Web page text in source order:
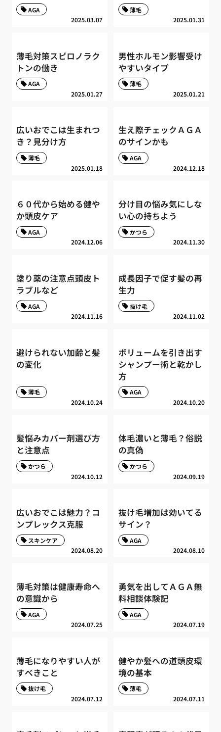
2025.03.07
AGA
2025.01.31
薄毛
薄毛対策スピロノラク
トンの働き
2025.01.27
AGA
男性ホルモン影響受け
やすいタイプ
2025.01.21
薄毛
広いおでこは生まれつ
き？見分け方
2025.01.18
薄毛
生え際チェックＡＧＡ
のサインかも
2024.12.18
AGA
６０代から始める健や
か頭皮ケア
2024.12.06
AGA
分け目の悩み気にしな
い心の持ちよう
2024.11.30
かつら
塗り薬の注意点頭皮ト
ラブルなど
2024.11.16
AGA
成長因子で促す髪の再
生力
2024.11.02
抜け毛
避けられない加齢と髪
の変化
2024.10.24
薄毛
ボリュームを引き出す
シャンプー術と乾かし
方
2024.10.20
AGA
髪悩みカバー剤選び方
と注意点
2024.10.12
かつら
体毛濃いと薄毛？俗説
の真偽
2024.09.19
かつら
広いおでこは魅力？コ
ンプレックス克服
2024.08.20
スキンケア
抜け毛増加は効いてる
サイン？
2024.08.10
AGA
薄毛対策は健康寿命へ
の意識から
2024.07.25
AGA
勇気を出してＡＧＡ無
料相談体験記
2024.07.19
AGA
薄毛になりやすい人が
すべきこと
2024.07.12
抜け毛
健やか髪への道頭皮環
境の基本
2024.07.11
薄毛